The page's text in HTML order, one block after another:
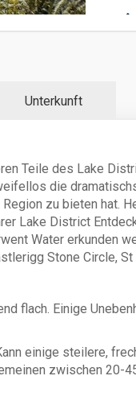
Unterkunft
Teile des Lake
die
zu bieten hat.
Lake District
Water erkunden
Stone Circle, St
flach. Einige
einige steilere,
zwischen 20-